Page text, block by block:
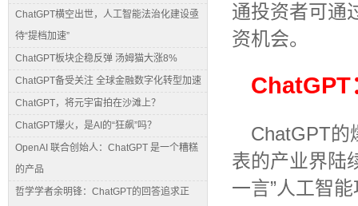
ChatGPT横空出世，人工智能法治化建设亟
待“提档加速”
ChatGPT板块企稳反弹 汤姆猫大涨8%
ChatGPT备受关注 全球金融数字化转型加速
ChatGPT，将元宇宙拍在沙滩上？
ChatGPT爆火，是AI的“狂飙”吗？
OpenAI 联合创始人：ChatGPT 是一个糟糕
的产品
哲学学者余明锋：ChatGPT的回答追求正
通投资者可通
资机会。
ChatGPT
ChatGPT的
表的产业界陆
一言”人工智